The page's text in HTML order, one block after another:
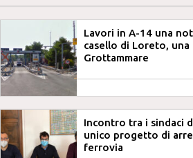
Lavori in A-14 una
casello di Loreto,
Grottammare
Incontro tra i sindaci
unico progetto di
ferrovia